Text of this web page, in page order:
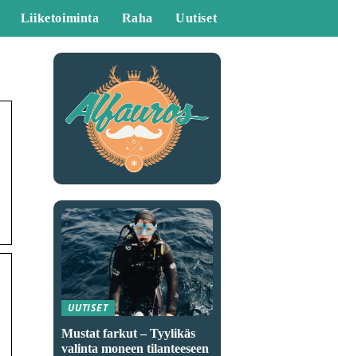
Liiketoiminta Raha Uutiset
UUTISET
Mustat farkut – Tyylikäs
valinta moneen tilanteeseen